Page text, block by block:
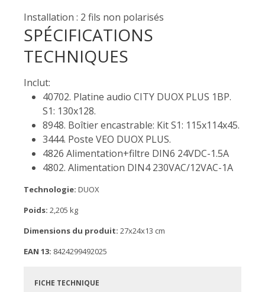
Installation : 2 fils non polarisés
SPÉCIFICATIONS
TECHNIQUES
Inclut:
40702. Platine audio CITY DUOX PLUS 1BP.
S1: 130x128.
8948. Boîtier encastrable: Kit S1: 115x114x45.
3444. Poste VEO DUOX PLUS.
4826 Alimentation+filtre DIN6 24VDC-1.5A
4802. Alimentation DIN4 230VAC/12VAC-1A
Technologie: DUOX
Poids: 2,205 kg
Dimensions du produit: 27x24x13 cm
EAN 13: 8424299492025
FICHE TECHNIQUE